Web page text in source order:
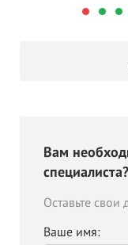
Вам
специалиста?
Оставьте
Ваше имя: